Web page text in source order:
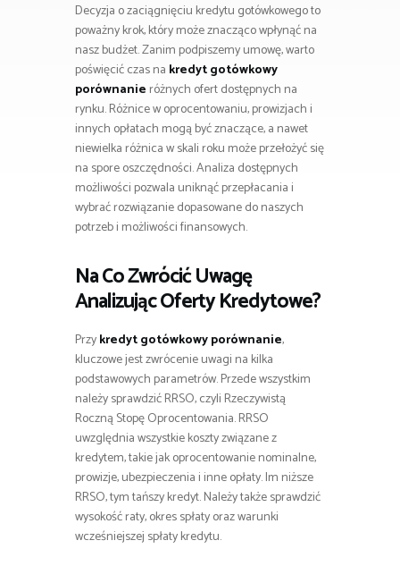
Decyzja o zaciągnięciu kredytu gotówkowego to
poważny krok, który może znacząco wpłynąć na
nasz budżet. Zanim podpiszemy umowę, warto
poświęcić czas na kredyt gotówkowy
porównanie różnych ofert dostępnych na
rynku. Różnice w oprocentowaniu, prowizjach i
innych opłatach mogą być znaczące, a nawet
niewielka różnica w skali roku może przełożyć się
na spore oszczędności. Analiza dostępnych
możliwości pozwala uniknąć przepłacania i
wybrać rozwiązanie dopasowane do naszych
potrzeb i możliwości finansowych.
Na Co Zwrócić Uwagę
Analizując Oferty Kredytowe?
Przykredyt gotówkowy porównanie,
kluczowe jest zwrócenie uwagi na kilka
podstawowych parametrów. Przede wszystkim
należy sprawdzić RRSO, czyli Rzeczywistą
Roczną Stopę Oprocentowania. RRSO
uwzględnia wszystkie koszty związane z
kredytem, takie jak oprocentowanie nominalne,
prowizje, ubezpieczenia i inne opłaty. Im niższe
RRSO, tym tańszy kredyt. Należy także sprawdzić
wysokość raty, okres spłaty oraz warunki
wcześniejszej spłaty kredytu.